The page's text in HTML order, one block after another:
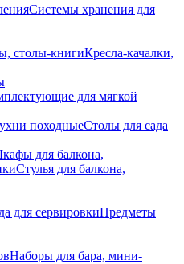
Системы хранения для
столы-книгиКресла-качалки,
для мягкой
походныеСтолы для сада
для балкона,
Стулья для балкона,
для сервировкиПредметы
Наборы для бара, мини-